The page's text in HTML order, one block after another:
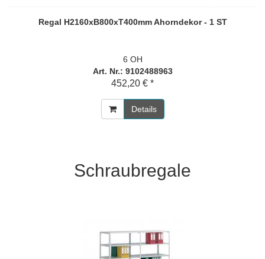
Regal H2160xB800xT400mm Ahorndekor - 1 ST
6 OH
Art. Nr.: 9102488963
452,20 € *
Details
Schraubregale